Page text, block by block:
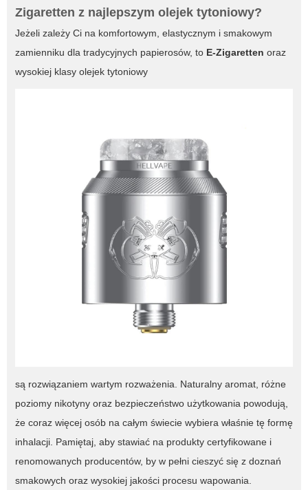
Zigaretten z najlepszym olejek tytoniowy?
Jeżeli zależy Ci na komfortowym, elastycznym i smakowym
zamienniku dla tradycyjnych papierosów, to E-Zigaretten oraz
wysokiej klasy olejek tytoniowy
są rozwiązaniem wartym rozważenia. Naturalny aromat, różne
poziomy nikotyny oraz bezpieczeństwo użytkowania powodują,
że coraz więcej osób na całym świecie wybiera właśnie tę formę
inhalacji. Pamiętaj, aby stawiać na produkty certyfikowane i
renomowanych producentów, by w pełni cieszyć się z doznań
smakowych oraz wysokiej jakości procesu wapowania.